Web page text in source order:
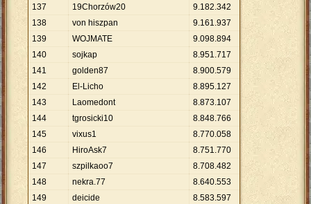
137 19Chorzów20 9.182.342
138
von hiszpan 9.161.937
139
WOJMATE 9.098.894
140
sojkap 8.951.717
141
golden87 8.900.579
142
El-Licho 8.895.127
143
Laomedont 8.873.107
144
tgrosicki10 8.848.766
145
vixus1 8.770.058
146
HiroAsk7 8.751.770
147
szpilkaoo7 8.708.482
148
nekra.77 8.640.553
149
deicide 8.583.597